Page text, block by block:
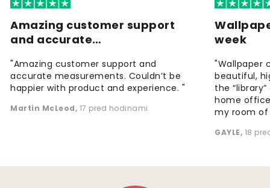
Amazing customer support
and accurate…
"Amazing customer support and
accurate measurements. Couldn’t be
happier with product and experience. "
Martin McLeod, 17 pred hodinami
week
"Wallpaper
beautiful,
the
home
my room of
GAYLE, 18